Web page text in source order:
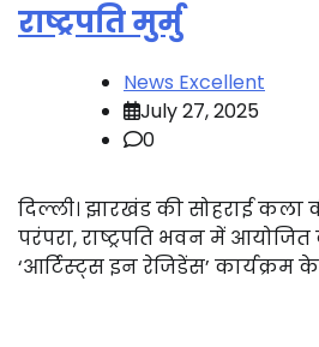
राष्ट्रपति मुर्मु
News Excellent
July 27, 2025
0
दिल्ली। झारखंड की सोहराई कला
परंपरा, राष्ट्रपति भवन में
‘आर्टिस्ट्स इन रेजिडेंस’